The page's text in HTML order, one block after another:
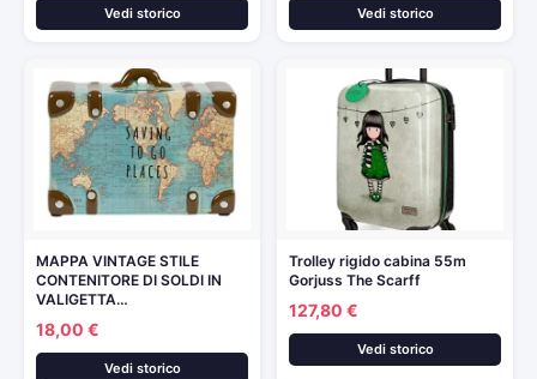
Vedi storico Vedi storico
MAPPA VINTAGE STILE
CONTENITORE DI SOLDI IN
VALIGETTA…
18,00 €
Vedi storico
Trolley rigido cabina 55m
Gorjuss The Scarff
127,80 €
Vedi storico